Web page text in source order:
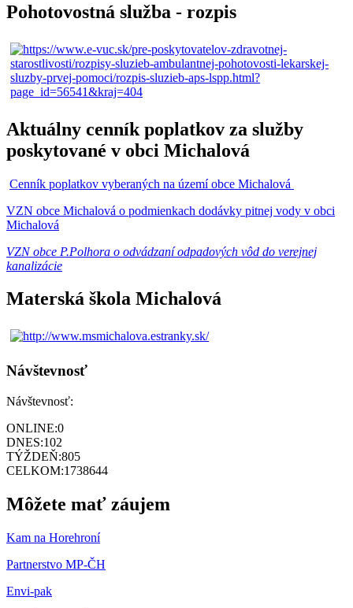
Pohotovostná služba - rozpis
Aktuálny cenník poplatkov za služby
poskytované v obci Michalová
Cenník poplatkov vyberaných na území obce Michalová
VZN obce Michalová o podmienkach dodávky pitnej vody v obci
Michalová
VZN obce P.Polhora o odvádzaní odpadových vôd do verejnej
kanalizácie
Materská škola Michalová
Návštevnosť
Návštevnosť:
ONLINE:0
DNES:102
TÝŽDEŇ:805
CELKOM:1738644
Môžete mať záujem
Kam na Horehroní
Partnerstvo MP-ČH
Envi-pak